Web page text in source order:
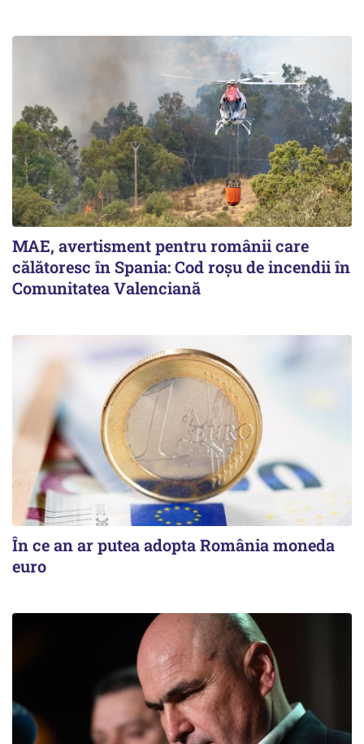
MAE, avertisment pentru românii care
călătoresc în Spania: Cod roșu de incendii în
Comunitatea Valenciană
În ce an ar putea adopta România moneda
euro